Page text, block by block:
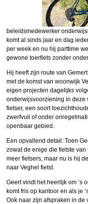
beleidsmedewerker
komt al sinds jaar en dag
per week en nu hij parttime
gewone toerfiets zonder
Hij heeft zijn route van
met de komst van woonwijk
eigen projecten dagelijks
onderwijsvoorziening in deze
fietser, een soort
zwerfvuil of onder
openbaar gebied.
Een opvallend detail: Toen
zowat de enige die fietste
meer fietsers, maar nu is hij
naar Veghel fietst.
Geert vindt het heerlijk om ‘s
komt fris op kantoor en als je
Ook naar zijn afspraken in de